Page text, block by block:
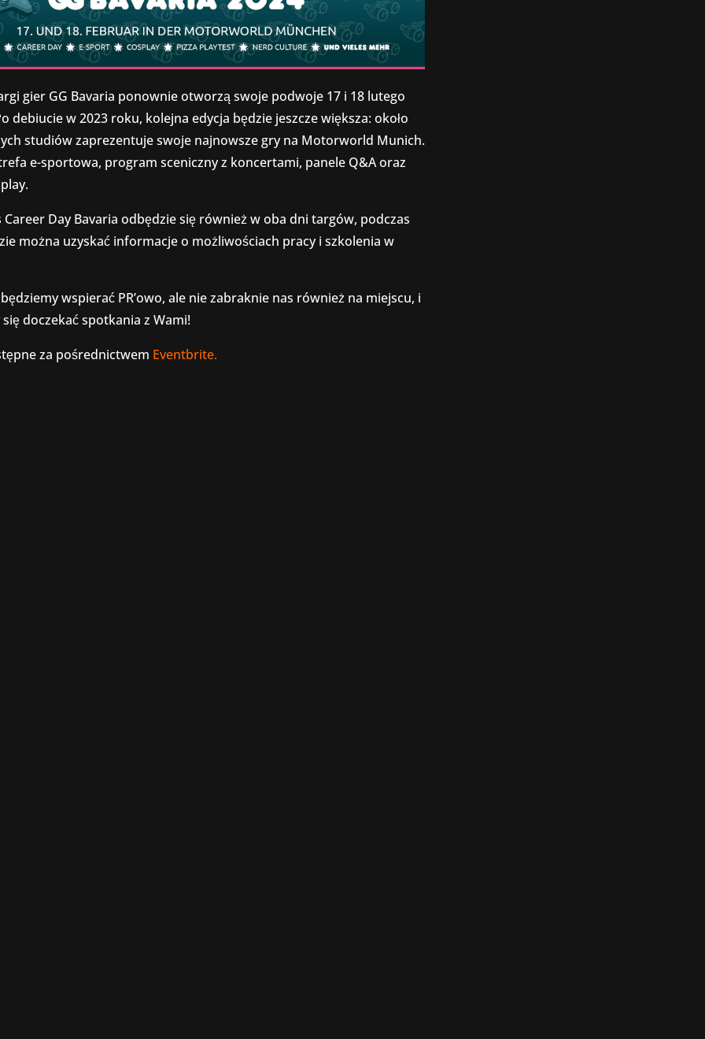
gier GG Bavaria ponownie otworzą swoje podwoje 17 i 18 lutego
debiucie w 2023 roku, kolejna edycja będzie jeszcze większa: około
studiów zaprezentuje swoje najnowsze gry na Motorworld Munich.
e-sportowa, program sceniczny z koncertami, panele Q&A oraz
Career Day Bavaria odbędzie się również w oba dni targów, podczas
można uzyskać informacje o możliwościach pracy i szkolenia w
wspierać PR’owo, ale nie zabraknie nas również na miejscu, i
doczekać spotkania z Wami!
za pośrednictwem Eventbrite.